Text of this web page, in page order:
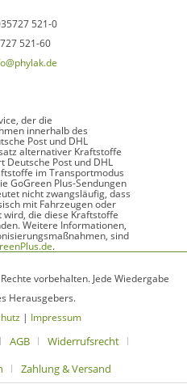
521-0
521-60
der die
innerhalb des
Post und DHL
alternativer Kraftstoffe
Deutsche Post und DHL
im Transportmodus
GoGreen Plus-Sendungen
nicht zwangsläufig, dass
mit Fahrzeugen oder
die diese Kraftstoffe
Weitere Informationen,
sind
.
vorbehalten. Jede Wiedergabe
Herausgebers.
| Impressum
AGB
Widerrufsrecht
Zahlung & Versand